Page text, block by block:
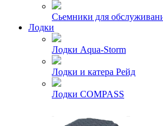
Сьемники для
Лодки
Лодки Aqua-Storm
Лодки и катера Рейд
Лодки COMPASS